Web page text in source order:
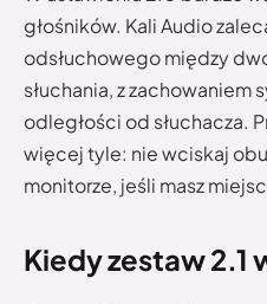
głośników. Kali Audio
odsłuchowego między
słuchania, z
odległości od słuchacza.
więcej tyle: nie wciskaj
monitorze, jeśli masz
Kiedy zestaw 2.1